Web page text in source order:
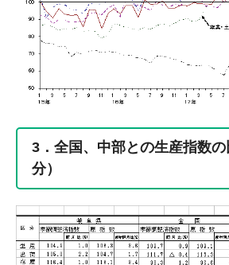
3．全国、中部との生産指数の
分）